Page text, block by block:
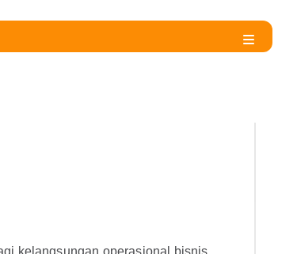
kelangsungan operasional bisnis.